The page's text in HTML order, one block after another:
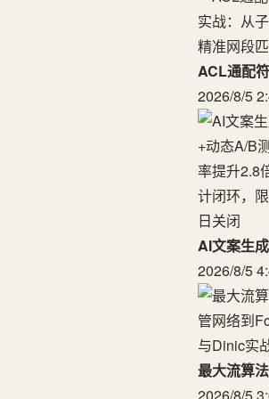
ACL通配
2026/8/5
AI文案生
2026/8/5
最大流算